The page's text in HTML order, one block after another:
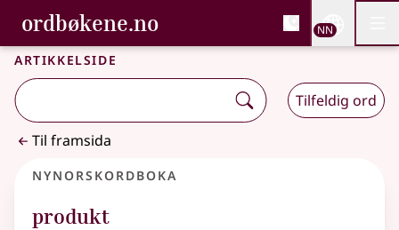
Gå til hovudinnhald
Tilgjenge
ordbøkene.no, Bokmålsordboka og
Bokmålsordboka og Nynorskordboka
NN
Artikkelside
Tilfeldig ord
Til framsida
Nynorskordboka
produkt